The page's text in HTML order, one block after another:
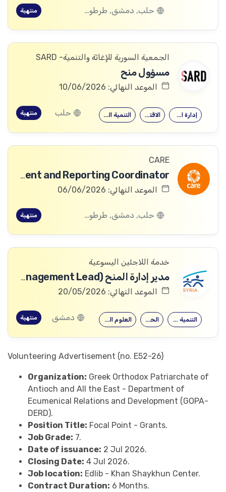
حلب, دمشق, طرطوس, ريف دمشق, ديرالزور, درعا, السويداء, إدلب, القنيطرة, اللاذقية, الرقة, حمص, الحسكة, حماة منتهية
الجمعية السورية للإغاثة والتنمية- SARD
مسؤول منح
الموعد النهائي: 10/06/2026
التنمية الدولية الاقتصاد إدارة الأعمال حلب منتهية
CARE
Business Development and Reporting Coordinator
الموعد النهائي: 06/06/2026
حلب, دمشق, طرطوس, ريف دمشق, ديرالزور, درعا, السويداء, إدلب, القنيطرة, اللاذقية, الرقة, حمص, الحسكة, حماة منتهية
خدمة اللاجئين اليسوعية
مدير إدارة المنح (Grants Management Lead).
الموعد النهائي: 20/05/2026
العلوم السياسية الحقوق التنمية الدولية دمشق منتهية
Volunteering Advertisement (no. E52-26)
Organization: Greek Orthodox Patriarchate of
Antioch and All the East - Department of
Ecumenical Relations and Development (GOPA-
DERD).
Position Title: Focal Point - Grants.
Job Grade: 7.
Date of issuance: 2 Jul 2026.
Closing Date: 4 Jul 2026.
Job location: Edlib - Khan Shaykhun Center.
Contract Duration: 6 Months.